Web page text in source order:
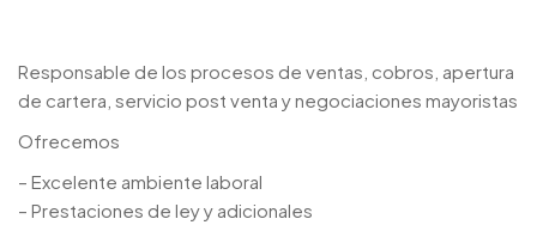
Responsable de los procesos de ventas, cobros, apertura
de cartera, servicio post venta y negociaciones mayoristas
Ofrecemos
– Excelente ambiente laboral
– Prestaciones de ley y adicionales